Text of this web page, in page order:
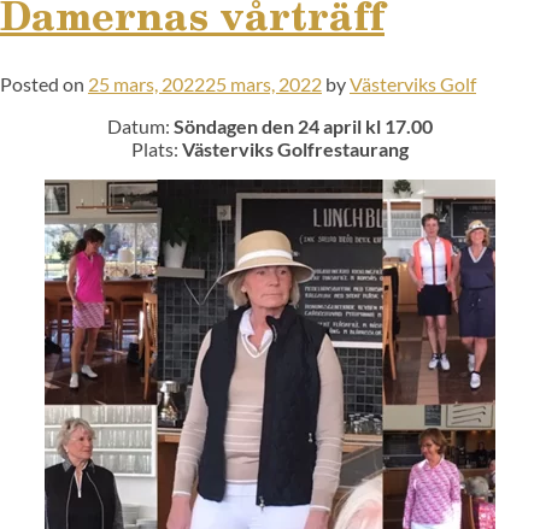
Damernas vårträff
Posted on 25 mars, 202225 mars, 2022 byVästerviks Golf
Datum: Söndagen den 24 april kl 17.00
Plats: Västerviks Golfrestaurang